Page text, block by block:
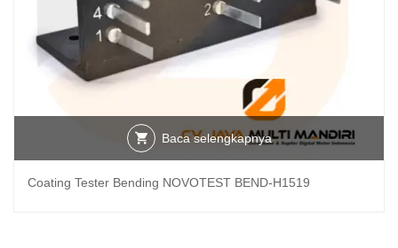
Baca selengkapnya
Coating Tester Bending NOVOTEST BEND-H1519